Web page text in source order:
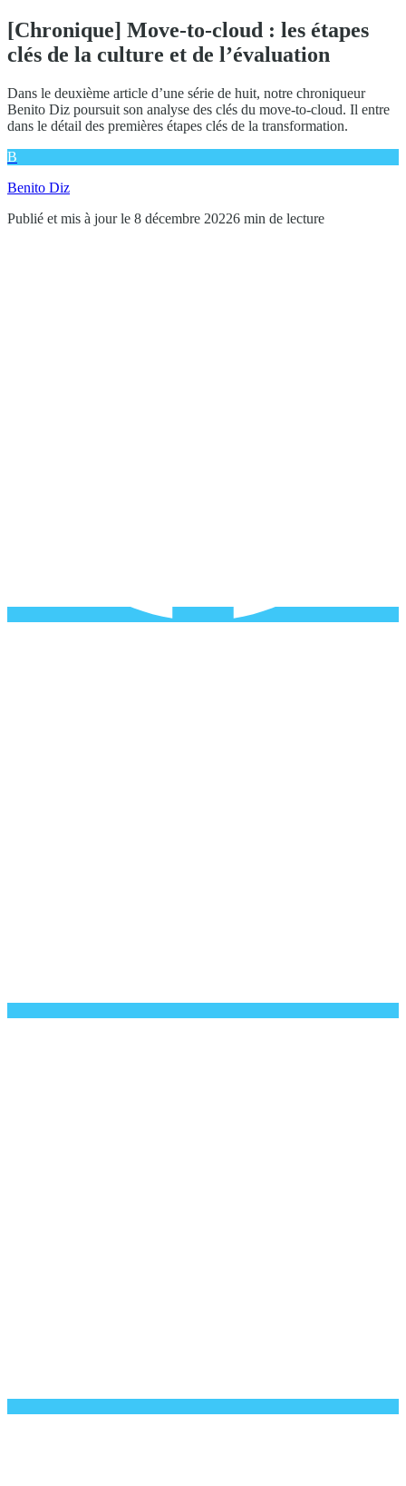
[Chronique] Move-to-cloud : les étapes
clés de la culture et de l’évaluation
Dans le deuxième article d’une série de huit, notre chroniqueur
Benito Diz poursuit son analyse des clés du move-to-cloud. Il entre
dans le détail des premières étapes clés de la transformation.
B
Benito Diz
Publié et mis à jour le 8 décembre 20226 min de lecture